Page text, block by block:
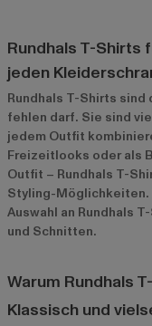
Rundhals T-Shirts
jeden
Rundhals T-Shirts sind
fehlen darf. Sie sind
jedem Outfit
Freizeitlooks oder als
Outfit – Rundhals T-
Styling-Möglichkeiten.
Auswahl an Rundhals
und Schnitten.
Warum Rundhals
Klassisch und